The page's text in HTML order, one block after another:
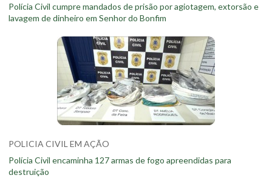
Polícia Civil cumpre mandados de prisão por agiotagem, extorsão e
lavagem de dinheiro em Senhor do Bonfim
POLICIA CIVIL EM AÇÃO
Polícia Civil encaminha 127 armas de fogo apreendidas para
destruição